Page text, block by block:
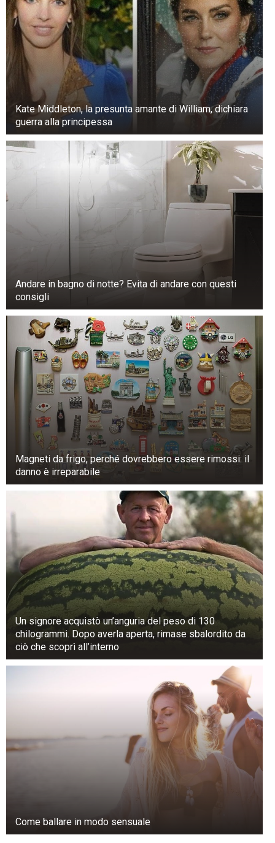
Kate Middleton, la presunta amante di William, dichiara
guerra alla principessa
Andare in bagno di notte? Evita di andare con questi
consigli
Magneti da frigo, perché dovrebbero essere rimossi: il
danno è irreparabile
Un signore acquistò un’anguria del peso di 130
chilogrammi. Dopo averla aperta, rimase sbalordito da
ciò che scoprì all’interno
Come ballare in modo sensuale